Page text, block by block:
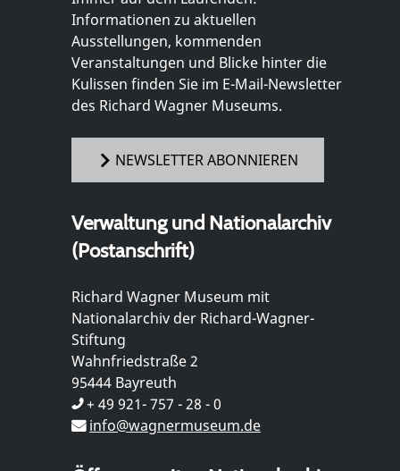
Informationen zu aktuellen
Ausstellungen, kommenden
Veranstaltungen und Blicke hinter die
Kulissen finden Sie im E-Mail-Newsletter
des Richard Wagner Museums.
NEWSLETTER ABONNIEREN
Verwaltung und Nationalarchiv
(Postanschrift)
Richard Wagner Museum mit
Nationalarchiv der Richard-Wagner-
Stiftung
Wahnfriedstraße 2
95444 Bayreuth
+ 49 921- 757 - 28 - 0
info@wagnermuseum.de